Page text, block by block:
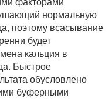
нормальную
поэтому всасывание
будет
кальция в
Быстрое
обусловлено
буферными